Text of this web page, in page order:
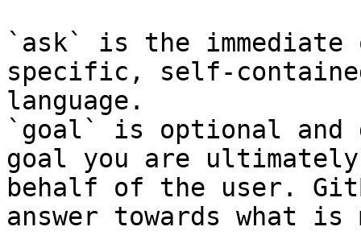
`ask` is the
specific, self-
language.
`goal` is optional and
goal you are
behalf of the user.
answer towards what